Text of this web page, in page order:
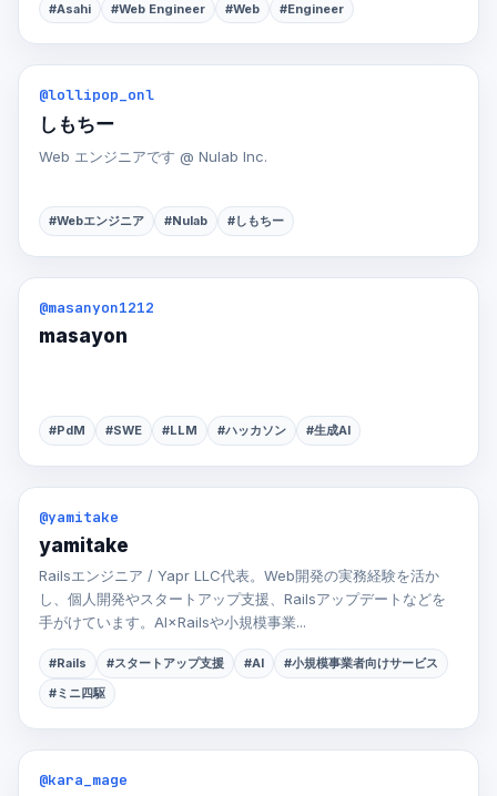
#Asahi #Web Engineer #Web #Engineer
@lollipop_onl
しもちー
Web エンジニアです @ Nulab Inc.
#Webエンジニア #Nulab #しもちー
@masanyon1212
masayon
#PdM #SWE #LLM #ハッカソン #生成AI
@yamitake
yamitake
Railsエンジニア / Yapr LLC代表。Web開発の実務経験を活か
し、個人開発やスタートアップ支援、Railsアップデートなどを
手がけています。AI×Railsや小規模事業...
#Rails #スタートアップ支援 #AI
#小規模事業者向けサービス
#ミニ四駆
@kara_mage